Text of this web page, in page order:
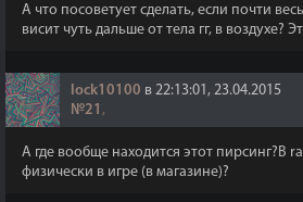
А что посоветует сделать, если почти
висит чуть дальше от тела гг, в воздухе?
lock10100 в 22:13:01, 23.04.2015
№21 ,
А где вообще находится этот пирсинг?В
физически в игре (в магазине)?